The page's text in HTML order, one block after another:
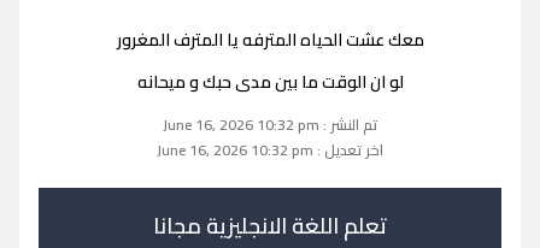
معك عشت الحياه المترفه يا المترف المغرور
لو ان الوقت ما بين مدى حبك و ميحانه
تم النشر : June 16, 2026 10:32 pm
اخر تعديل : June 16, 2026 10:32 pm
تعلم اللغة الانجليزية مجانا